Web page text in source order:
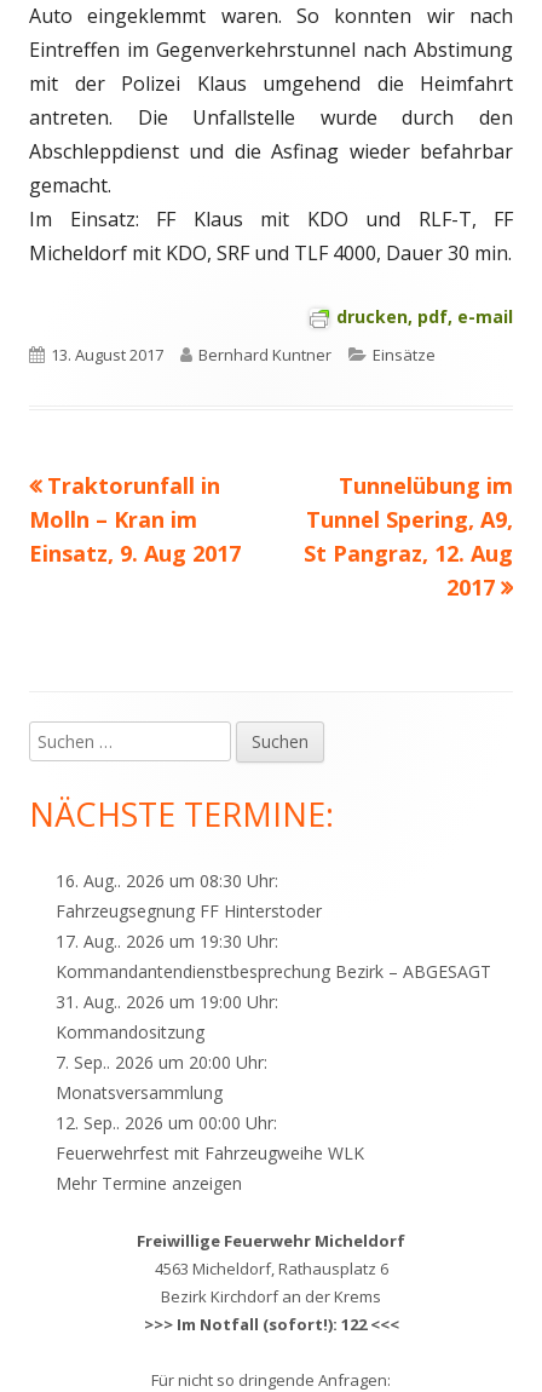
Auto eingeklemmt waren. So konnten wir nach
Eintreffen im Gegenverkehrstunnel nach Abstimung
mit der Polizei Klaus umgehend die Heimfahrt
antreten. Die Unfallstelle wurde durch den
Abschleppdienst und die Asfinag wieder befahrbar
gemacht.
Im Einsatz: FF Klaus mit KDO und RLF-T, FF
Micheldorf mit KDO, SRF und TLF 4000, Dauer 30 min.
drucken, pdf, e-mail
Veröffentlicht
13. August 2017 Autor
Bernhard Kuntner Kategorien
Einsätze
Beitragsnavigation
Vorheriger
Beitrag:
Traktorunfall in
Molln – Kran im
Einsatz, 9. Aug 2017
Nächster
Beitrag
Tunnelübung im
Tunnel Spering, A9,
St Pangraz, 12. Aug
2017
Haupt-
Seitenleiste
Suchen
nach:
NÄCHSTE TERMINE:
16. Aug.. 2026 um 08:30 Uhr:
Fahrzeugsegnung FF Hinterstoder
17. Aug.. 2026 um 19:30 Uhr:
Kommandantendienstbesprechung Bezirk – ABGESAGT
31. Aug.. 2026 um 19:00 Uhr:
Kommandositzung
7. Sep.. 2026 um 20:00 Uhr:
Monatsversammlung
12. Sep.. 2026 um 00:00 Uhr:
Feuerwehrfest mit Fahrzeugweihe WLK
Mehr Termine anzeigen
Freiwillige Feuerwehr Micheldorf
4563 Micheldorf, Rathausplatz 6
Bezirk Kirchdorf an der Krems
>>> Im Notfall (sofort!): 122 <<<
Für nicht so dringende Anfragen: